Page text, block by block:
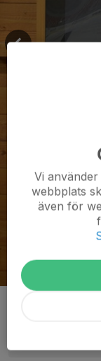
Vi
webbplats
även för